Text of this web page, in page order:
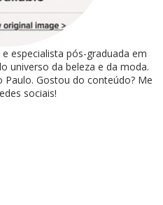
especialista pós-graduada em
universo da beleza e da moda.
Gostou do conteúdo? Me
sociais!